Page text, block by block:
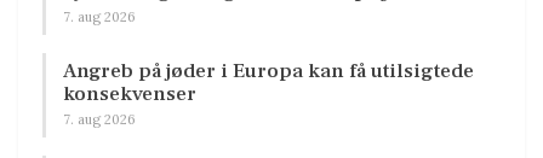
7. aug 2026
Angreb på jøder i Europa kan få utilsigtede
konsekvenser
7. aug 2026